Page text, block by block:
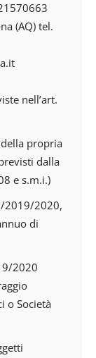
(AQ) tel.
nell’art.
propria
dalla
e s.m.i.)
2019/2020,
di
2020
o Società